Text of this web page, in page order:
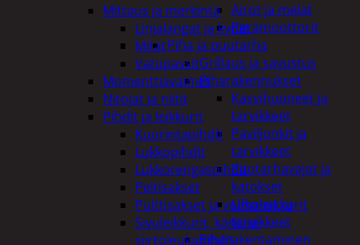
Airot ja melat
Perämoottorit
Piha ja puutarha
Grillaus ja savustus
Piharakennukset
Kasvihuoneet ja
tarvikkeet
Paviljonkit ja
tarvikkeet
Puutarhavajat ja
katokset
Ulko-wc ja
tarvikkeet
Piharakentaminen
Mittaus ja merkintä
Linjalangat ja kynät
Mitat
Vatupassit
Momenttiavaimet
Nitojat ja niitit
Pihdit ja leikkurit
Kuorintapihdit
Lukkopihdit
Lukkorengaspihdit
Peltisakset
Pulttisakset ja voimaleikkurit
Sivuleikkurit, kärki ja-
siirtoleukapihdit